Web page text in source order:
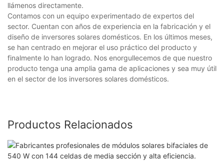
llámenos directamente.
Contamos con un equipo experimentado de expertos del
sector. Cuentan con años de experiencia en la fabricación y el
diseño de inversores solares domésticos. En los últimos meses,
se han centrado en mejorar el uso práctico del producto y
finalmente lo han logrado. Nos enorgullecemos de que nuestro
producto tenga una amplia gama de aplicaciones y sea muy útil
en el sector de los inversores solares domésticos.
Productos Relacionados